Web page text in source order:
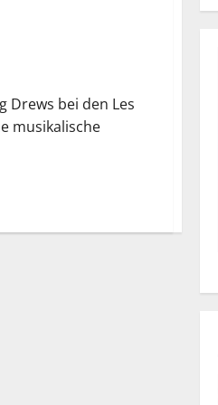
Drews bei den Les
musikalische